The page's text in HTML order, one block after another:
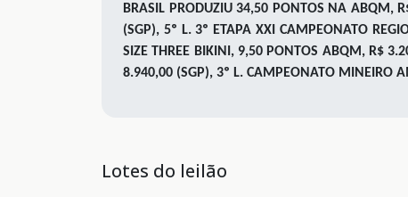
BRASIL PRODUZIU 34,50 PONTOS NA ABQM,
(SGP), 5º L. 3º ETAPA XXI CAMPEONATO
SIZE THREE BIKINI, 9,50 PONTOS ABQM, R$
8.940,00 (SGP), 3º L. CAMPEONATO MINEIRO
Lotes do leilão